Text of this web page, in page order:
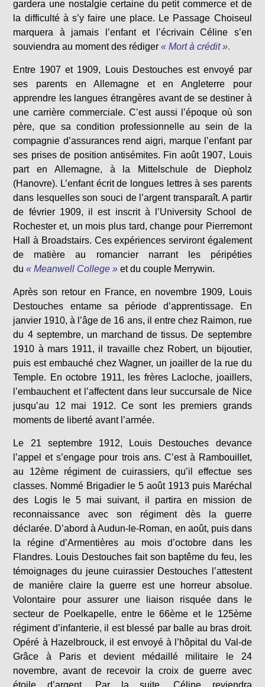
gardera une nostalgie certaine du petit commerce et de
la difficulté à s’y faire une place. Le Passage Choiseul
marquera à jamais l’enfant et l’écrivain Céline s’en
souviendra au moment des rédiger« Mort à crédit ».
Entre 1907 et 1909, Louis Destouches est envoyé par
ses parents en Allemagne et en Angleterre pour
apprendre les langues étrangères avant de se destiner à
une carrière commerciale. C’est aussi l’époque où son
père, que sa condition professionnelle au sein de la
compagnie d’assurances rend aigri, marque l’enfant par
ses prises de position antisémites. Fin août 1907, Louis
part en Allemagne, à la Mittelschule de Diepholz
(Hanovre). L’enfant écrit de longues lettres à ses parents
dans lesquelles son souci de l’argent transparaît. A partir
de février 1909, il est inscrit à l’University School de
Rochester et, un mois plus tard, change pour Pierremont
Hall à Broadstairs. Ces expériences serviront également
de matière au romancier narrant les péripéties
du « Meanwell College » et du couple Merrywin.
Après son retour en France, en novembre 1909, Louis
Destouches entame sa période d’apprentissage. En
janvier 1910, à l’âge de 16 ans, il entre chez Raimon, rue
du 4 septembre, un marchand de tissus. De septembre
1910 à mars 1911, il travaille chez Robert, un bijoutier,
puis est embauché chez Wagner, un joailler de la rue du
Temple. En octobre 1911, les frères Lacloche, joaillers,
l’embauchent et l’affectent dans leur succursale de Nice
jusqu’au 12 mai 1912. Ce sont les premiers grands
moments de liberté avant l’armée.
Le 21 septembre 1912, Louis Destouches devance
l’appel et s’engage pour trois ans. C’est à Rambouillet,
au 12ème régiment de cuirassiers, qu’il effectue ses
classes. Nommé Brigadier le 5 août 1913 puis Maréchal
des Logis le 5 mai suivant, il partira en mission de
reconnaissance avec son régiment dès la guerre
déclarée. D’abord à Audun-le-Roman, en août, puis dans
la régine d’Armentières au mois d’octobre dans les
Flandres. Louis Destouches fait son baptême du feu, les
témoignages du jeune cuirassier Destouches l’attestent
de manière claire la guerre est une horreur absolue.
Volontaire pour assurer une liaison risquée dans le
secteur de Poelkapelle, entre le 66ème et le 125ème
régiment d’infanterie, il est blessé par balle au bras droit.
Opéré à Hazelbrouck, il est envoyé à l’hôpital du Val-de
Grâce à Paris et devient médaillé militaire le 24
novembre, avant de recevoir la croix de guerre avec
étoile d’argent. Par la suite, Céline reviendra